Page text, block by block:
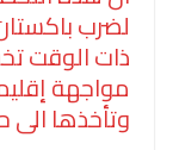
لضرب
ذات الوقت
مواجهة
وتأخذها الى